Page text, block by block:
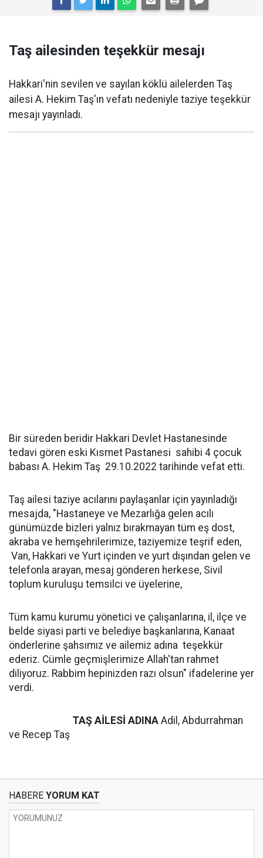
Taş ailesinden teşekkür mesajı
Hakkari'nin sevilen ve sayılan köklü ailelerden Taş
ailesi A. Hekim Taş'ın vefatı nedeniyle taziye teşekkür
mesajı yayınladı.
Bir süreden beridir Hakkari Devlet Hastanesinde
tedavi gören eski Kısmet Pastanesi sahibi 4 çocuk
babası A. Hekim Taş 29.10.2022 tarihinde vefat etti.
Taş ailesi taziye acılarını paylaşanlar için yayınladığı
mesajda, "Hastaneye ve Mezarlığa gelen acılı
günümüzde bizleri yalnız bırakmayan tüm eş dost,
akraba ve hemşehrilerimize, taziyemize teşrif eden,
Van, Hakkari ve Yurt içinden ve yurt dışından gelen ve
telefonla arayan, mesaj gönderen herkese, Sivil
toplum kuruluşu temsilci ve üyelerine,
Tüm kamu kurumu yönetici ve çalışanlarına, il, ilçe ve
belde siyasi parti ve belediye başkanlarına, Kanaat
önderlerine şahsımız ve ailemiz adına teşekkür
ederiz. Cümle geçmişlerimize Allah'tan rahmet
diliyoruz. Rabbim hepinizden razı olsun" ifadelerine yer
verdi.
TAŞ AİLESİ ADINA Adil, Abdurrahman
ve Recep Taş
HABERE YORUM KAT